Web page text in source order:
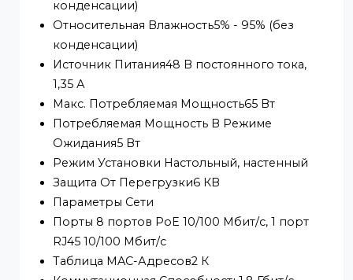
Размеры (Ш × В × Г)170 мм × 27,6 мм × 93,1
мм
Рабочая Температура от 0 °C до 40 °C
Температура Хранения от –40 °C до 85 °C
Рабочая Влажность5% - 95% (без
конденсации)
Относительная Влажность5% - 95% (без
конденсации)
Источник Питания48 В постоянного тока,
1,35 А
Макс. Потребляемая Мощность65 Вт
Потребляемая Мощность В Режиме
Ожидания5 Вт